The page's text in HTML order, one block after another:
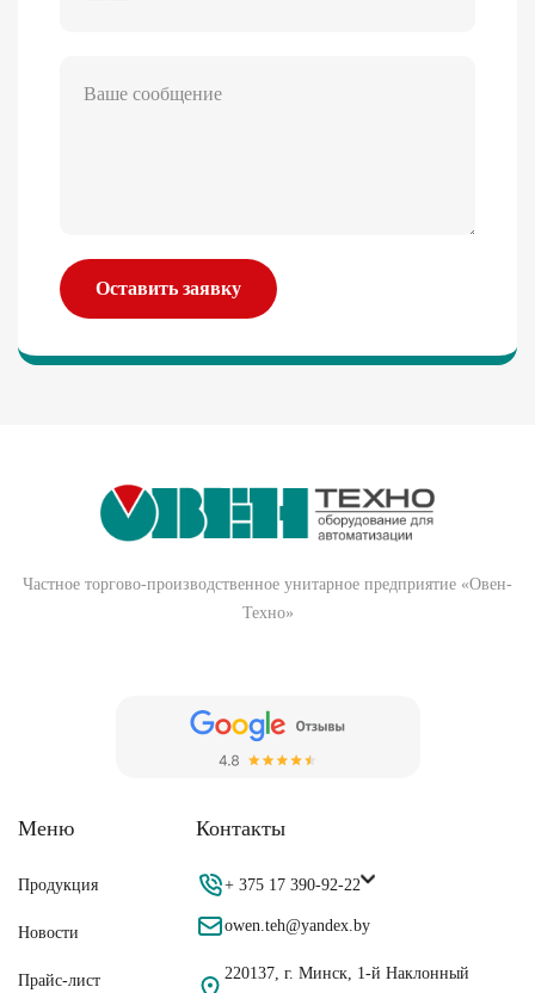
Оставить заявку
Частное торгово-производственное унитарное предприятие «Овен-
Техно»
Меню
Продукция
Новости
Прайс-лист
Контакты
+ 375 17 390-92-22
owen.teh@yandex.by
220137, г. Минск, 1-й Наклонный